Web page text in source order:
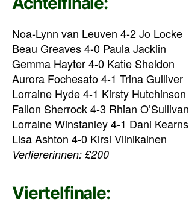
Noa-Lynn van Leuven 4-2 Jo Locke
Beau Greaves 4-0 Paula Jacklin
Gemma Hayter 4-0 Katie Sheldon
Aurora Fochesato 4-1 Trina Gulliver
Lorraine Hyde 4-1 Kirsty Hutchinson
Fallon Sherrock 4-3 Rhian O’Sullivan
Lorraine Winstanley 4-1 Dani Kearns
Lisa Ashton 4-0 Kirsi Viinikainen
Verliererinnen: £200
Viertelfinale: